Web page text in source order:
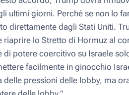
ultimi giorni. Perché se non lo
direttamente dagli Stati Uniti.
riaprire lo Stretto di Hormuz al
di potere coercitivo su Israele
facilmente in ginocchio
delle pressioni delle lobby, ma